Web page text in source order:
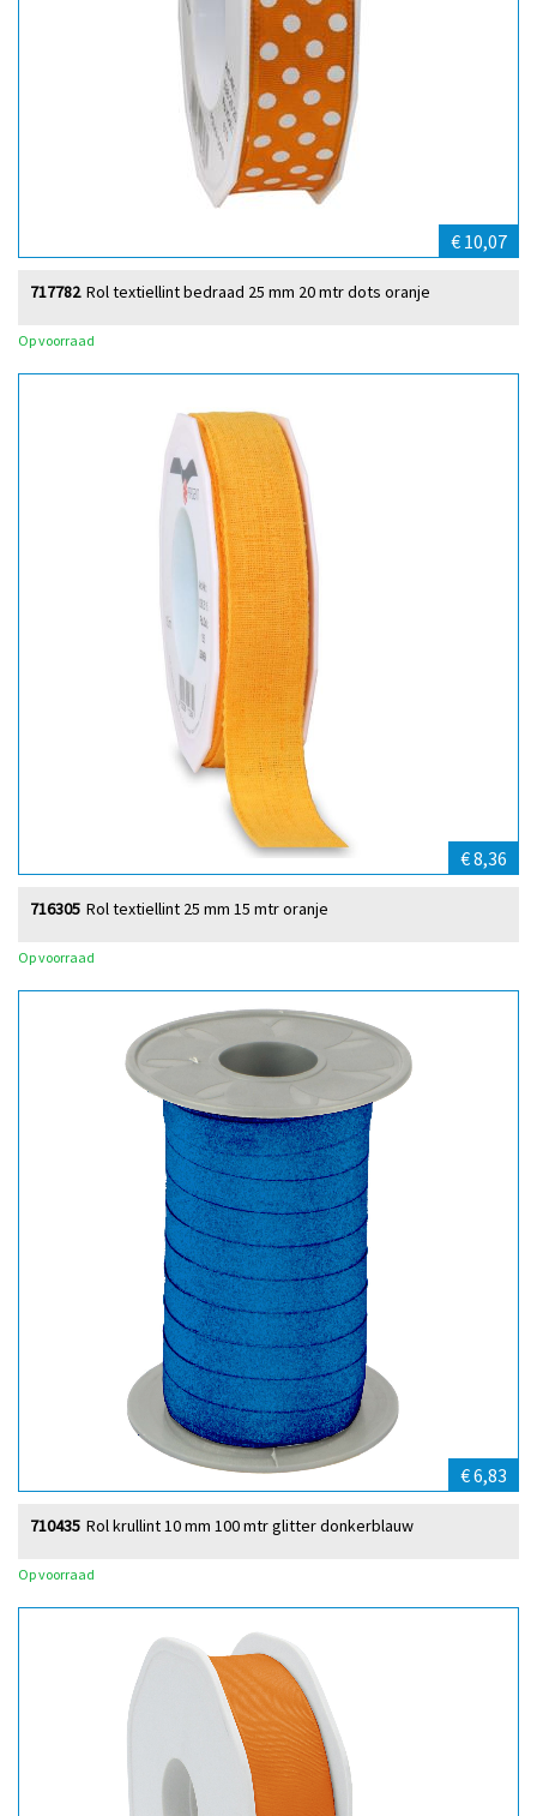
€ 10,07
Rol textiellint bedraad 25 mm 20 mtr dots oranje
717782
Op voorraad
€ 8,36
Rol textiellint 25 mm 15 mtr oranje
716305
Op voorraad
€ 6,83
Rol krullint 10 mm 100 mtr glitter donkerblauw
710435
Op voorraad